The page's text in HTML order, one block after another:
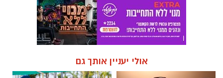
אולי יעניין אותך גם